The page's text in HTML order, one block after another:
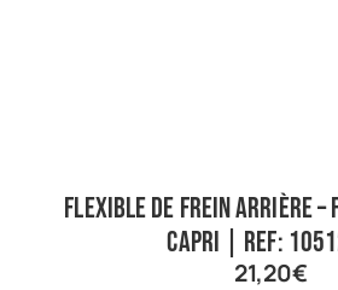
Flexible de frein arrière –
Capri | Ref:
21,20€